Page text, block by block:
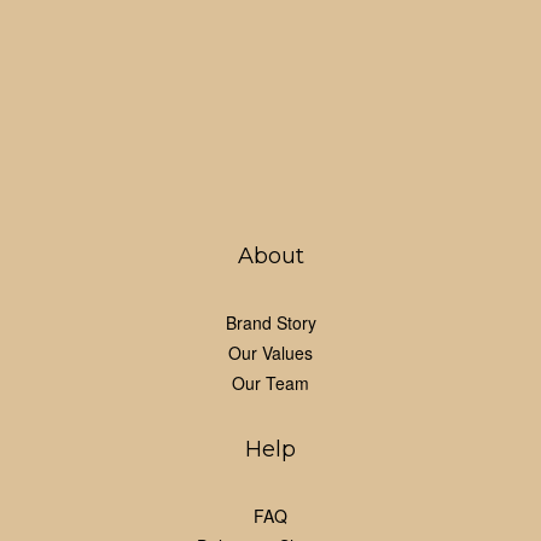
About
Brand Story
Our Values
Our Team
Help
FAQ